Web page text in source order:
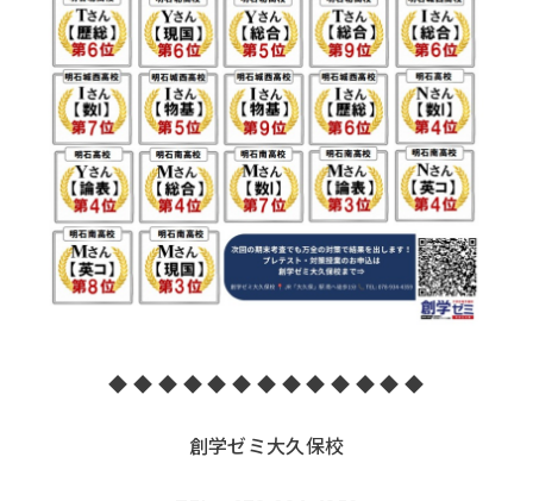
◆ ◆ ◆ ◆ ◆ ◆ ◆ ◆ ◆ ◆ ◆ ◆ ◆
創学ゼミ大久保校